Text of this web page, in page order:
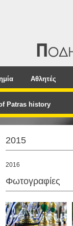
Αθλητές
Patras history
2015
2016
Φωτογραφίες